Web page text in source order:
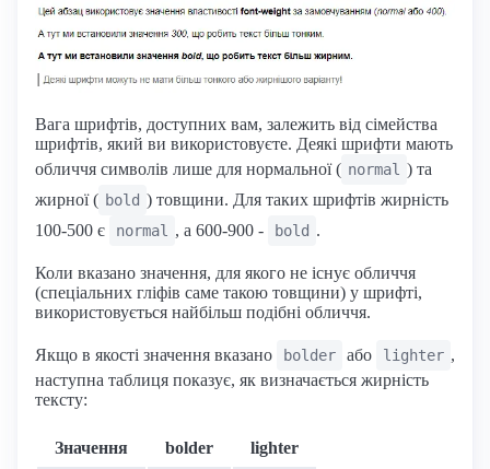
Вага шрифтів, доступних вам, залежить від сімейства
шрифтів, який ви використовуєте. Деякі шрифти мають
обличчя символів лише для нормальної ( normal ) та
жирної ( bold ) товщини. Для таких шрифтів жирність
100-500 є
normal , а 600-900 - bold .
Коли вказано значення, для якого не існує обличчя
(спеціальних гліфів саме такою товщини) у шрифті,
використовується найбільш подібні обличчя.
Якщо в якості значення вказано bolder або lighter ,
наступна таблиця показує, як визначається жирність
тексту:
Значення bolder lighter